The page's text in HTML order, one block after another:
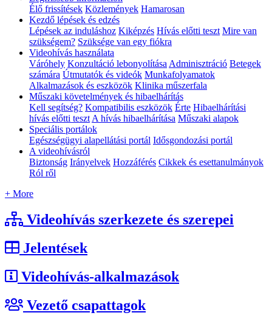
Élő frissítések Közlemények Hamarosan
Kezdő lépések és edzés
Lépések az induláshoz Kiképzés Hívás előtti teszt Mire van
szükségem? Szüksége van egy fiókra
Videohívás használata
Váróhely Konzultáció lebonyolítása Adminisztráció Betegek
számára Útmutatók és videók Munkafolyamatok
Alkalmazások és eszközök Klinika műszerfala
Műszaki követelmények és hibaelhárítás
Kell segítség? Kompatibilis eszközök Érte Hibaelhárítási
hívás előtti teszt A hívás hibaelhárítása Műszaki alapok
Speciális portálok
Egészségügyi alapellátási portál Idősgondozási portál
A videohívásról
Biztonság Irányelvek Hozzáférés Cikkek és esettanulmányok
Ról ről
+ More
Videohívás szerkezete és szerepei
Jelentések
Videohívás-alkalmazások
Vezető csapattagok